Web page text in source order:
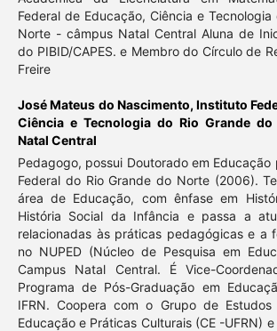
Federal de Educação, Ciência e
Norte - câmpus Natal Central Aluna de
do PIBID/CAPES. e Membro do Círculo de
Freire
José Mateus do Nascimento,Instituto
Ciência e Tecnologia do Rio Grande
Natal Central
Pedagogo, possui Doutorado em Educação
Federal do Rio Grande do Norte (2006).
área de Educação, com ênfase em
História Social da Infância e passa a
relacionadas às práticas pedagógicas e a
no NUPED (Núcleo de Pesquisa em
Campus Natal Central. É Vice-
Programa de Pós-Graduação em
IFRN. Coopera com o Grupo de Estudos
Educação e Práticas Culturais (CE -UFRN)